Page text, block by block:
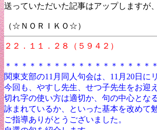
送っていただいた記事はアップしますが
（☆ＮＯＲＩＫＯ☆）
２２．１１．２８（５９４２）
＊＊＊＊＊＊＊＊＊＊＊＊＊＊＊＊＊＊
関東支部の11月同人句会は、11月20
今回も、やすし先生、せつ子先生をお迎
切れ字の使い方は適切か、句の中心とな
詠まれているか、といった基本を改めて
ご指導ありがとうございました。